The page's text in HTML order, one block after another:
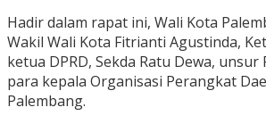
Hadir dalam rapat ini, Wali Kota
Wakil Wali Kota Fitrianti Agustinda,
ketua DPRD, Sekda Ratu Dewa, unsur
para kepala Organisasi Perangkat
Palembang.